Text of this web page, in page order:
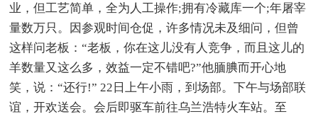
业，但工艺简单，全为人工操作;拥有冷藏库一个;年屠宰
量数万只。因参观时间仓促，许多情况未及细问，但曾
这样问老板：“老板，你在这儿没有人竞争，而且这儿的
羊数量又这么多，效益一定不错吧?”他腼腆而开心地
笑，说：“还行!” 22日上午小雨，到场部。下午与场部联
谊，开欢送会。会后即驱车前往乌兰浩特火车站。至